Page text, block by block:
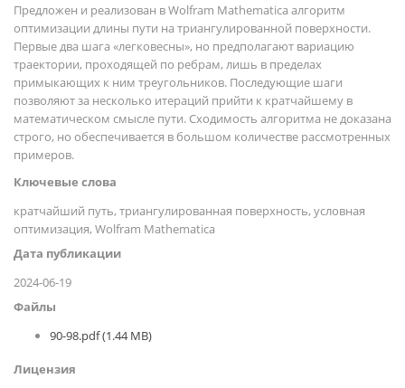
Предложен и реализован в Wolfram Mathematica алгоритм
оптимизации длины пути на триангулированной поверхности.
Первые два шага «легковесны», но предполагают вариацию
траектории, проходящей по ребрам, лишь в пределах
примыкающих к ним треугольников. Последующие шаги
позволяют за несколько итераций прийти к кратчайшему в
математическом смысле пути. Сходимость алгоритма не доказана
строго, но обеспечивается в большом количестве рассмотренных
примеров.
Ключевые слова
кратчайший путь, триангулированная поверхность, условная
оптимизация, Wolfram Mathematica
Дата публикации
2024-06-19
Файлы
90-98.pdf (1.44 MB)
Лицензия